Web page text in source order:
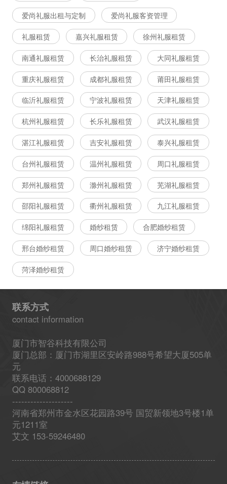
爱尚礼服出租与定制 爱尚礼服客资管理
礼服租赁 嘉兴礼服租赁 徐州礼服租赁
南通礼服租赁 长治礼服租赁 大同礼服租赁
重庆礼服租赁 成都礼服租赁 莆田礼服租赁
临沂礼服租赁 宁波礼服租赁 天津礼服租赁
杭州礼服租赁 长乐礼服租赁 武汉礼服租赁
湛江礼服租赁 吉安礼服租赁 泰兴礼服租赁
台州礼服租赁 温州礼服租赁 周口礼服租赁
郑州礼服租赁 滁州礼服租赁 芜湖礼服租赁
邵阳礼服租赁 衢州礼服租赁 九江礼服租赁
绵阳礼服租赁 婚纱租赁 合肥婚纱租赁
邢台婚纱租赁 周口婚纱租赁 济宁婚纱租赁
菏泽婚纱租赁
联系方式
contact information
厦门市智谷科技有限公司
厦门总部：厦门市湖里区安岭路988号希望大厦505单
元
联系电话：4000688129
QQ 800068812
--------------------
河南省郑州市金水区花园路39号 国贸新领地3号楼1单
元1211室
艾文 153-59246480